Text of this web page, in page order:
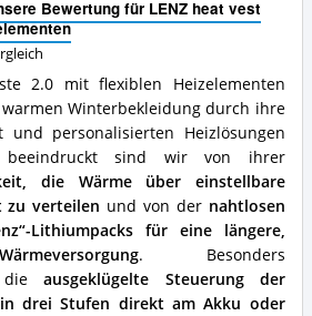
Bewertung für LENZ heat vest
2.0 mit flexiblen Heizelementen
Winterbekleidung durch ihre
und personalisierten Heizlösungen
beeindruckt sind wir von ihrer
die Wärme über einstellbare
zu verteilen und von der nahtlosen
Lithiumpacks für eine längere,
. Besonders
dieausgeklügelte Steuerung der
drei Stufen direkt am Akku oder